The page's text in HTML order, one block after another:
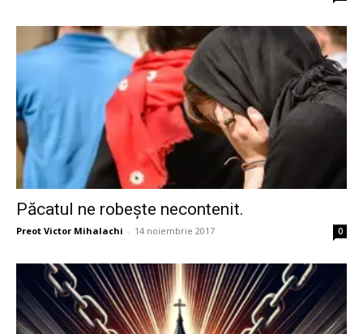
Păcatul ne robește necontenit.
Preot Victor Mihalachi - 14 noiembrie 2017 0